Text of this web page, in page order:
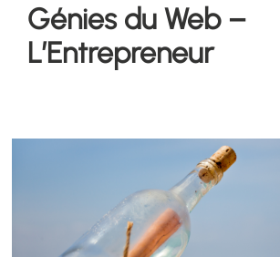
Génies du Web –
L’Entrepreneur